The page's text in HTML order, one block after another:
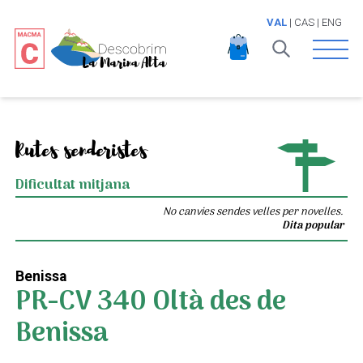
VAL| CAS| ENG
Open
Rutes senderistes
Dificultat mitjana
No canvies sendes velles per novelles.
Dita popular
Benissa
PR-CV 340 Oltà des de
Benissa